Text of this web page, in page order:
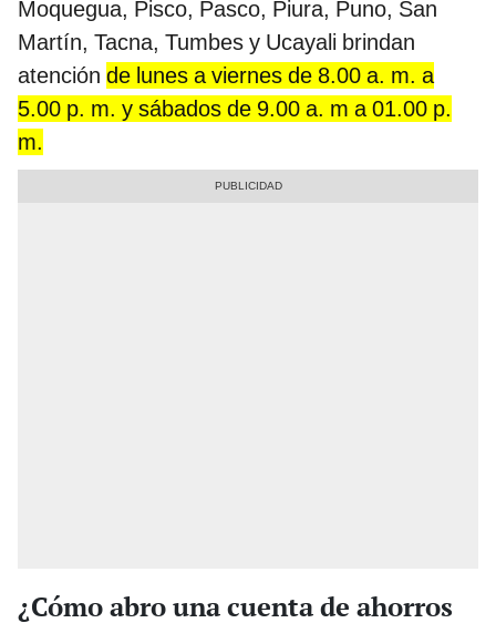
Moquegua, Pisco, Pasco, Piura, Puno, San
Martín, Tacna, Tumbes y Ucayali brindan
atención de lunes a viernes de 8.00 a. m. a
5.00 p. m. y sábados de 9.00 a. m a 01.00 p.
m.
¿Cómo abro una cuenta de ahorros